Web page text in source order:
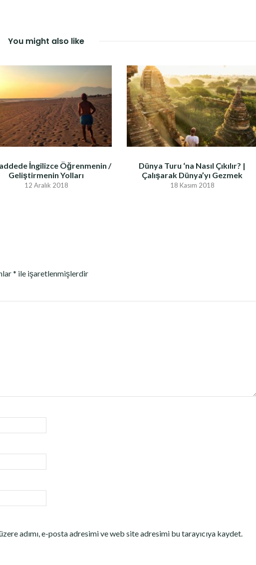
You might also like
İngilizce Öğrenmenin /
Geliştirmenin Yolları
12 Aralık 2018
Dünya Turu ‘na Nasıl Çıkılır? |
Çalışarak Dünya’yı Gezmek
18 Kasım 2018
* ile işaretlenmişlerdir
adımı, e-posta adresimi ve web site adresimi bu tarayıcıya kaydet.